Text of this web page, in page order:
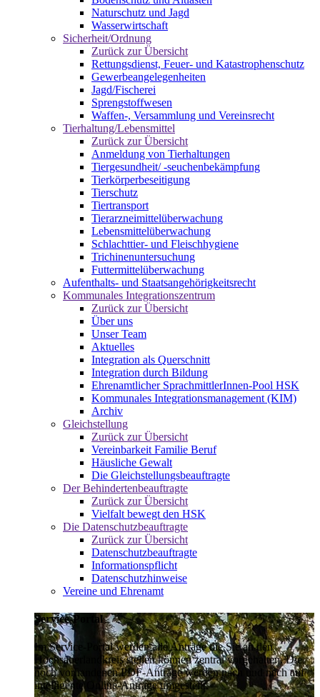
Naturschutz und Jagd
Wasserwirtschaft
Sicherheit/Ordnung
Zurück zur Übersicht
Rettungsdienst, Feuer- und Katastrophenschutz
Gewerbeangelegenheiten
Jagd/Fischerei
Sprengstoffwesen
Waffen-, Versammlung und Vereinsrecht
Tierhaltung/Lebensmittel
Zurück zur Übersicht
Anmeldung von Tierhaltungen
Tiergesundheit/ -seuchenbekämpfung
Tierkörperbeseitigung
Tierschutz
Tiertransport
Tierarzneimittelüberwachung
Lebensmittelüberwachung
Schlachttier- und Fleischhygiene
Trichinenuntersuchung
Futtermittelüberwachung
Aufenthalts- und Staatsangehörigkeitsrecht
Kommunales Integrationszentrum
Zurück zur Übersicht
Über uns
Unser Team
Aktuelles
Integration als Querschnitt
Integration durch Bildung
Ehrenamtlicher SprachmittlerInnen-Pool HSK
Kommunales Integrationsmanagement (KIM)
Archiv
Gleichstellung
Zurück zur Übersicht
Vereinbarkeit Familie Beruf
Häusliche Gewalt
Die Gleichstellungsbeauftragte
Der Behindertenbeauftragte
Zurück zur Übersicht
Vielfalt bewegt den HSK
Die Datenschutzbeauftragte
Zurück zur Übersicht
Datenschutzbeauftragte
Informationspflicht
Datenschutzhinweise
Vereine und Ehrenamt
Service-Portal
Im Service-Portal werden alle Anträge die Sie an den
Hochsauerlandkreis stellen können zentral vorgehalten. Die
noch vorhandenen PDF-Anträge werden nach und nach auf
intelligente Online-Anträge umgestellt.